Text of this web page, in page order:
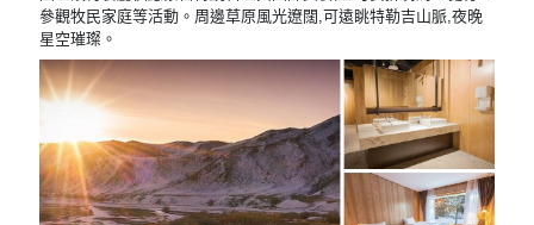
參觀牧民家庭等活動。周邊草原風光遼闊,可遠眺特勒吉山脈,夜晚
星空璀璨。